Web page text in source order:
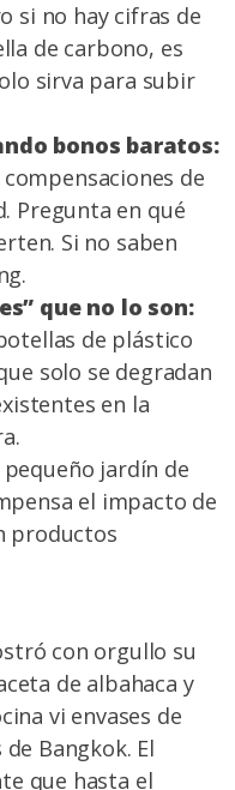
si no hay cifras de
de carbono, es
sirva para subir
bonos baratos:
de
Pregunta en qué
Si no saben
que no lo son:
de plástico
solo se degradan
en la
jardín de
el impacto de
productos
con orgullo su
de albahaca y
vi envases de
Bangkok. El
que hasta el